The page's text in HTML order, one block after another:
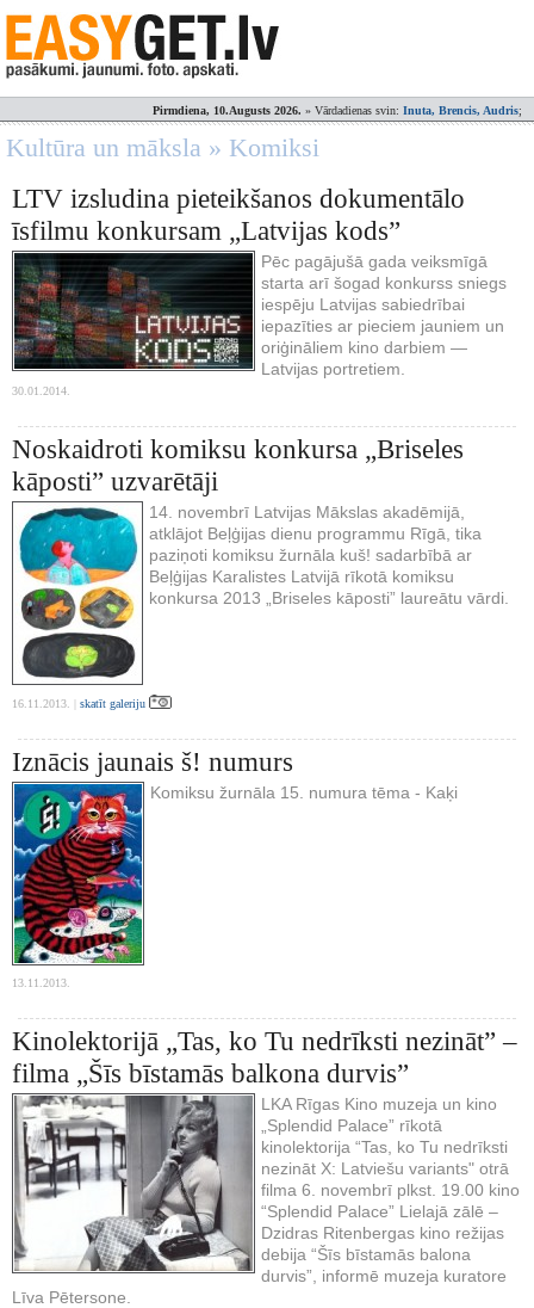
Pirmdiena, 10.Augusts 2026. » Vārdadienas svin: Inuta, Brencis, Audris;
Kultūra un māksla » Komiksi
LTV izsludina pieteikšanos dokumentālo
īsfilmu konkursam „Latvijas kods”
Pēc pagājušā gada veiksmīgā
starta arī šogad konkurss sniegs
iespēju Latvijas sabiedrībai
iepazīties ar pieciem jauniem un
oriģināliem kino darbiem —
Latvijas portretiem.
30.01.2014.
Noskaidroti komiksu konkursa „Briseles
kāposti” uzvarētāji
14. novembrī Latvijas Mākslas akadēmijā,
atklājot Beļģijas dienu programmu Rīgā, tika
paziņoti komiksu žurnāla kuš! sadarbībā ar
Beļģijas Karalistes Latvijā rīkotā komiksu
konkursa 2013 „Briseles kāposti” laureātu vārdi.
16.11.2013. | skatīt galeriju
Iznācis jaunais š! numurs
Komiksu žurnāla 15. numura tēma - Kaķi
13.11.2013.
Kinolektorijā „Tas, ko Tu nedrīksti nezināt” –
filma „Šīs bīstamās balkona durvis”
LKA Rīgas Kino muzeja un kino
„Splendid Palace” rīkotā
kinolektorija “Tas, ko Tu nedrīksti
nezināt X: Latviešu variants" otrā
filma 6. novembrī plkst. 19.00 kino
“Splendid Palace” Lielajā zālē –
Dzidras Ritenbergas kino režijas
debija “Šīs bīstamās balona
durvis”, informē muzeja kuratore
Līva Pētersone.